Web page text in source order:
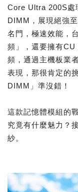
Core Ultra 200S處
DIMM，展現絕強
名門，極速效能，
頻」，還要擁有
頻，通過主機板業
表現，那很肯定的
DIMM」準沒錯！
這款記憶體模組的
究竟有什麼魅力？
紗。